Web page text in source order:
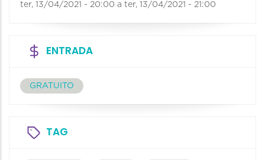
ter, 13/04/2021 - 20:00 a ter, 13/04/2021 - 21:00
ENTRADA
GRATUITO
TAG